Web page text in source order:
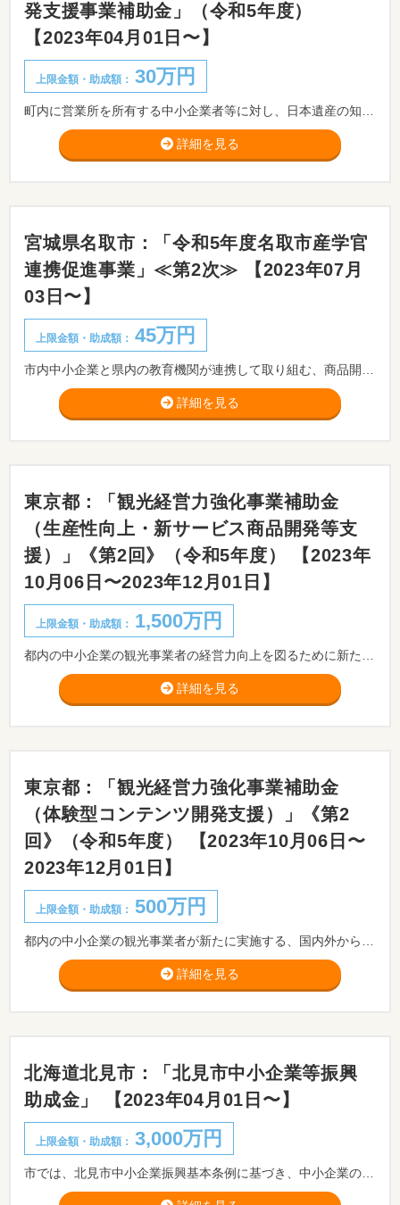
発支援事業補助金」（令和5年度）
【2023年04月01日〜】
上限金額・助成額： 30万円
詳細を見る
宮城県名取市：「令和5年度名取市産学官
連携促進事業」≪第2次≫ 【2023年07月
03日〜】
上限金額・助成額： 45万円
詳細を見る
東京都：「観光経営力強化事業補助金
（生産性向上・新サービス商品開発等支
援）」《第2回》（令和5年度） 【2023年
10月06日〜2023年12月01日】
上限金額・助成額： 1,500万円
詳細を見る
東京都：「観光経営力強化事業補助金
（体験型コンテンツ開発支援）」《第2
回》（令和5年度） 【2023年10月06日〜
2023年12月01日】
上限金額・助成額： 500万円
詳細を見る
北海道北見市：「北見市中小企業等振興
助成金」 【2023年04月01日〜】
上限金額・助成額： 3,000万円